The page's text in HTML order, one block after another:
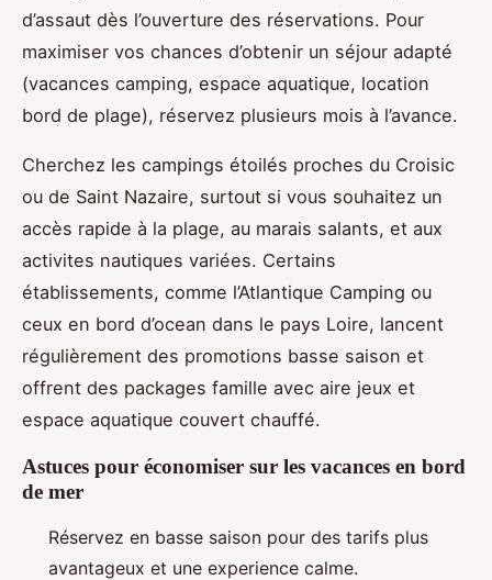
d’assaut dès l’ouverture des réservations. Pour
maximiser vos chances d’obtenir un séjour adapté
(vacances camping, espace aquatique, location
bord de plage), réservez plusieurs mois à l’avance.
Cherchez les campings étoilés proches du Croisic
ou de Saint Nazaire, surtout si vous souhaitez un
accès rapide à la plage, au marais salants, et aux
activites nautiques variées. Certains
établissements, comme l’Atlantique Camping ou
ceux en bord d’ocean dans le pays Loire, lancent
régulièrement des promotions basse saison et
offrent des packages famille avec aire jeux et
espace aquatique couvert chauffé.
Astuces pour économiser sur les vacances en bord
de mer
Réservez en basse saison pour des tarifs plus
avantageux et une experience calme.